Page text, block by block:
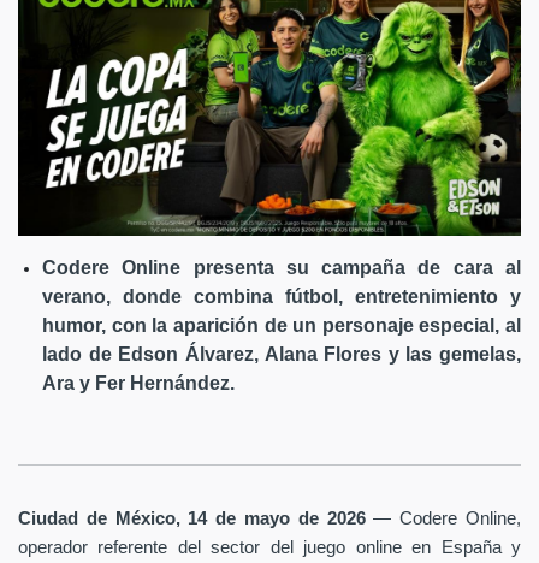
Codere Online presenta su campaña de cara al
verano, donde combina fútbol, entretenimiento y
humor, con la aparición de un personaje especial, al
lado de Edson Álvarez, Alana Flores y las gemelas,
Ara y Fer Hernández.
Ciudad de México, 14 de mayo de 2026— Codere Online,
operador referente del sector del juego online en España y